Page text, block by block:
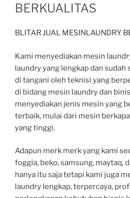
BERKUALITAS
BLITAR JUAL MESINLAUNDRY
Kami menyediakan mesin
laundry yang lengkap dan sudah
di tangani oleh teknisi yang
di bidang mesin laundry dan
menyediakan jenis mesin yang
terbaik, mulai dari mesin
yang tinggi.
Adapun merk merk yang kami
foggia, beko, samsung, maytaq,
hanya itu saja tetapi kami juga
laundry lengkap, terpercaya,